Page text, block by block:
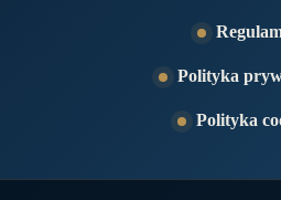
Polityka
Polityka